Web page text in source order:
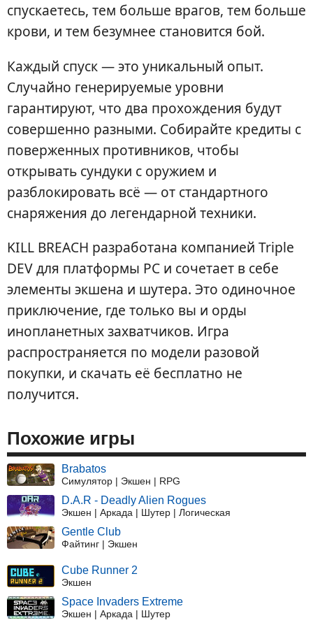
спускаетесь, тем больше врагов, тем больше
крови, и тем безумнее становится бой.
Каждый спуск — это уникальный опыт.
Случайно генерируемые уровни
гарантируют, что два прохождения будут
совершенно разными. Собирайте кредиты с
поверженных противников, чтобы
открывать сундуки с оружием и
разблокировать всё — от стандартного
снаряжения до легендарной техники.
KILL BREACH разработана компанией Triple
DEV для платформы PC и сочетает в себе
элементы экшена и шутера. Это одиночное
приключение, где только вы и орды
инопланетных захватчиков. Игра
распространяется по модели разовой
покупки, и скачать её бесплатно не
получится.
Похожие игры
Brabatos
Симулятор | Экшен | RPG
D.A.R - Deadly Alien Rogues
Экшен | Аркада | Шутер | Логическая
Gentle Club
Файтинг | Экшен
Cube Runner 2
Экшен
Space Invaders Extreme
Экшен | Аркада | Шутер